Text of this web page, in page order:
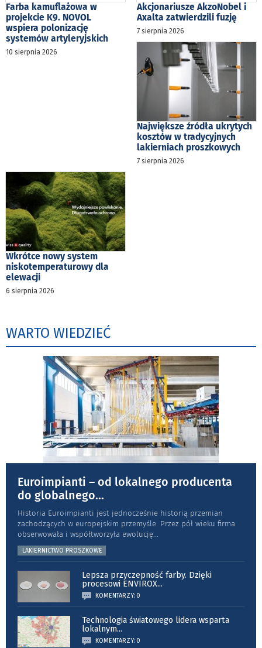
Farba kamuflażowa w
projekcie K9. NOVOL
wspiera polonizację
systemów artyleryjskich
10 sierpnia 2026
Akcjonariusze AkzoNobel i
Axalta zatwierdzili fuzję
7 sierpnia 2026
Największe źródła ukrytych
kosztów w tradycyjnych
lakierniach proszkowych
7 sierpnia 2026
Wkrótce nowy system
niskotemperaturowy dla
elewacji
6 sierpnia 2026
WARTO WIEDZIEĆ
Euroimpianti – od lokalnego producenta
do globalnego...
Historia Euroimpianti jest jednocześnie historią przemian
zachodzących w europejskim przemyśle. Przez pół wieku firma
obserwowała i współtworzyła ewolucję
LAKIERNICTWO PROSZKOWE
Lepsza przyczepność farby. Dzięki
procesowi ENVIROX...
KOMENTARZY: 0
Technologia światowego lidera wsparta
lokalnym...
KOMENTARZY: 0